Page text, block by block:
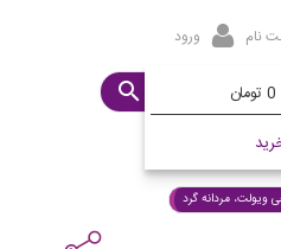
نام ورود
چیست؟
مردانه گرد